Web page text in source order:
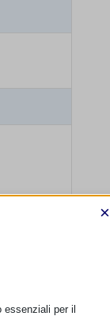
×
per il